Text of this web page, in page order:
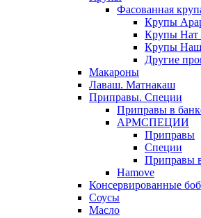
Фасованная
Крупы
Крупы Нат
Крупы
Другие
Макароны
Лаваш. Матнакаш
Приправы. Специи
Приправы в
АРМСПЕЦИИ
Приправы
Специи
Приправы
Hamove
Консервированные
Соусы
Масло